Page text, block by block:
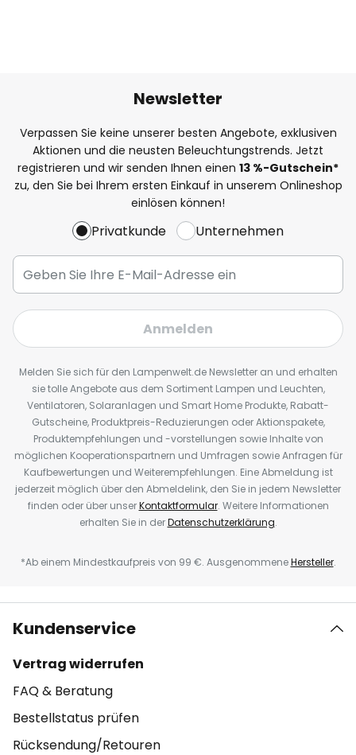
Newsletter
Verpassen Sie keine unserer besten Angebote, exklusiven
Aktionen und die neusten Beleuchtungstrends. Jetzt
registrieren und wir senden Ihnen einen 13 %-Gutschein*
zu, den Sie bei Ihrem ersten Einkauf in unserem Onlineshop
einlösen können!
Privatkunde Unternehmen
Anmelden
Melden Sie sich für den Lampenwelt.de Newsletter an und erhalten
sie tolle Angebote aus dem Sortiment Lampen und Leuchten,
Ventilatoren, Solaranlagen und Smart Home Produkte, Rabatt-
Gutscheine, Produktpreis-Reduzierungen oder Aktionspakete,
Produktempfehlungen und -vorstellungen sowie Inhalte von
möglichen Kooperationspartnern und Umfragen sowie Anfragen für
Kaufbewertungen und Weiterempfehlungen. Eine Abmeldung ist
jederzeit möglich über den Abmeldelink, den Sie in jedem Newsletter
finden oder über unserKontaktformular. Weitere Informationen
erhalten Sie in derDatenschutzerklärung.
*Ab einem Mindestkaufpreis von 99 €. AusgenommeneHersteller.
Kundenservice
Vertrag widerrufen
FAQ & Beratung
Bestellstatus prüfen
Rücksendung/Retouren